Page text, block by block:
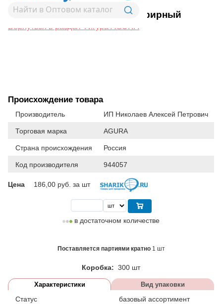
1207-6855Р ФИГУРА Бант зефирный
Вернуться в раздел Фигура AGURA
Происхождение товара
Производитель ИП Николаев Алексей Петрович
Торговая марка AGURA
Страна происхождения Россия
Код производителя 944057
Цена 186,00 руб. за шт
в достаточном количестве
Поставляется партиями кратно 1 шт
Коробка: 300 шт
Характеристики Вид упаковки
Статус базовый ассортимент